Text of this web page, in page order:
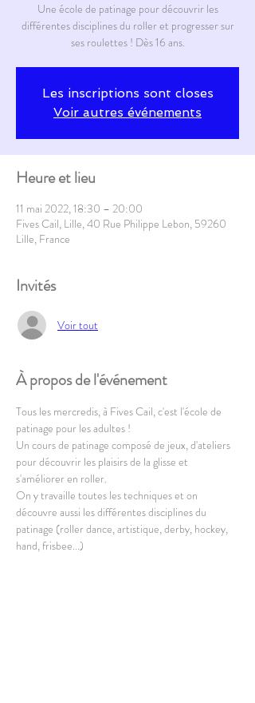
Une école de patinage pour découvrir les
différentes disciplines du roller et progresser sur
ses roulettes ! Dès 16 ans.
Les inscriptions sont closes
Voir autres événements
Heure et lieu
11 mai 2022, 18:30 – 20:00
Fives Cail, Lille, 40 Rue Philippe Lebon, 59260
Lille, France
Invités
Voir tout
À propos de l'événement
Tous les mercredis, à Fives Cail, c'est l'école de
patinage pour les adultes !
Un cours de patinage composé de jeux, d'ateliers
pour découvrir les plaisirs de la glisse et
s'améliorer en roller.
On y travaille toutes les techniques et on
découvre aussi les différentes disciplines du
patinage (roller dance, artistique, derby, hockey,
hand, frisbee...)